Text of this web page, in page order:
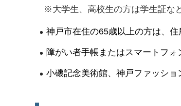
※大学生、高校生の方は学生証な
神戸市在住の65歳以上の方は、
障がい者手帳またはスマートフ
小磯記念美術館、神戸ファッシ